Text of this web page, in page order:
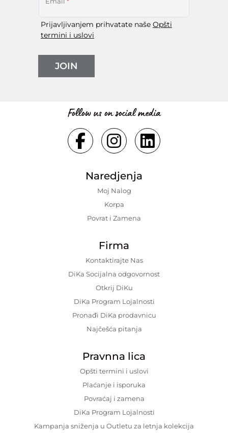
Prijavljivanjem prihvatate naše Opšti
termini i uslovi
JOIN
Follow us on social media
Naredjenja
Moj Nalog
Korpa
Povrat i Zamena
Firma
Kontaktirajte Nas
DiKa Socijalna odgovornost
Otkrij DiKu
DiKa Program Lojalnosti
Pronađi DiKa prodavnicu
Najčešća pitanja
Pravnna lica
Opšti termini i uslovi
Plaćanje i isporuka
Povraćaj i zamena
DiKa Program Lojalnosti
Kampanja sniženja u Outletu za letnja kolekcija